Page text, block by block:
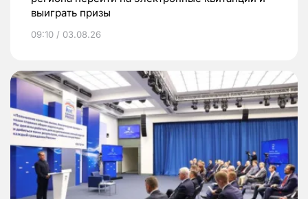
выиграть призы
09:10 / 03.08.26